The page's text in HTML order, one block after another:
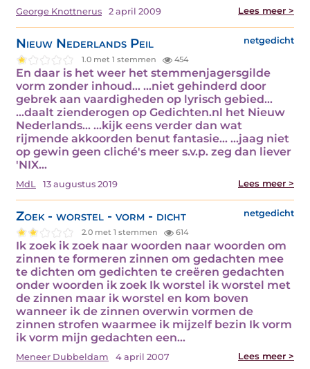
George Knottnerus 2 april 2009 Lees meer >
Nieuw Nederlands Peil netgedicht
1.0 met 1 stemmen 454
En daar is het weer het stemmenjagersgilde
vorm zonder inhoud... ...niet gehinderd door
gebrek aan vaardigheden op lyrisch gebied...
...daalt zienderogen op Gedichten.nl het Nieuw
Nederlands... ...kijk eens verder dan wat
rijmende akkoorden benut fantasie... ...jaag niet
op gewin geen cliché's meer s.v.p. zeg dan liever
'NIX…
MdL 13 augustus 2019 Lees meer >
Zoek - worstel - vorm - dicht netgedicht
2.0 met 1 stemmen 614
Ik zoek ik zoek naar woorden naar woorden om
zinnen te formeren zinnen om gedachten mee
te dichten om gedichten te creëren gedachten
onder woorden ik zoek Ik worstel ik worstel met
de zinnen maar ik worstel en kom boven
wanneer ik de zinnen overwin vormen de
zinnen strofen waarmee ik mijzelf bezin Ik vorm
ik vorm mijn gedachten een…
Meneer Dubbeldam 4 april 2007 Lees meer >